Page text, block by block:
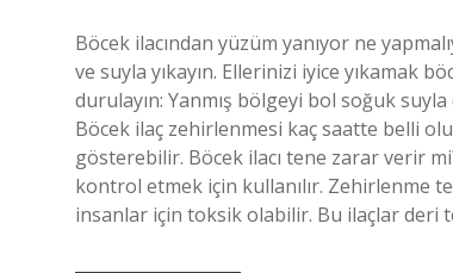
Böcek ilacından yüzüm yanıyor ne
ve suyla yıkayın. Ellerinizi iyice yıkamak
durulayın: Yanmış bölgeyi bol soğuk
Böcek ilaç zehirlenmesi kaç saatte belli
gösterebilir. Böcek ilacı tene zarar verir
kontrol etmek için kullanılır. Zehirlenme
insanlar için toksik olabilir. Bu ilaçlar deri